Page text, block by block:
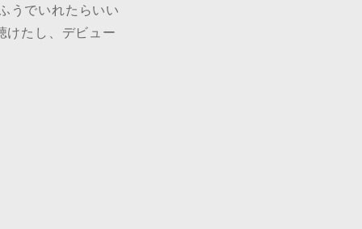
うでいれたらいい
けたし、デビュー